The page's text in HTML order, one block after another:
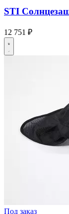
STI
12 751 ₽
Под заказ